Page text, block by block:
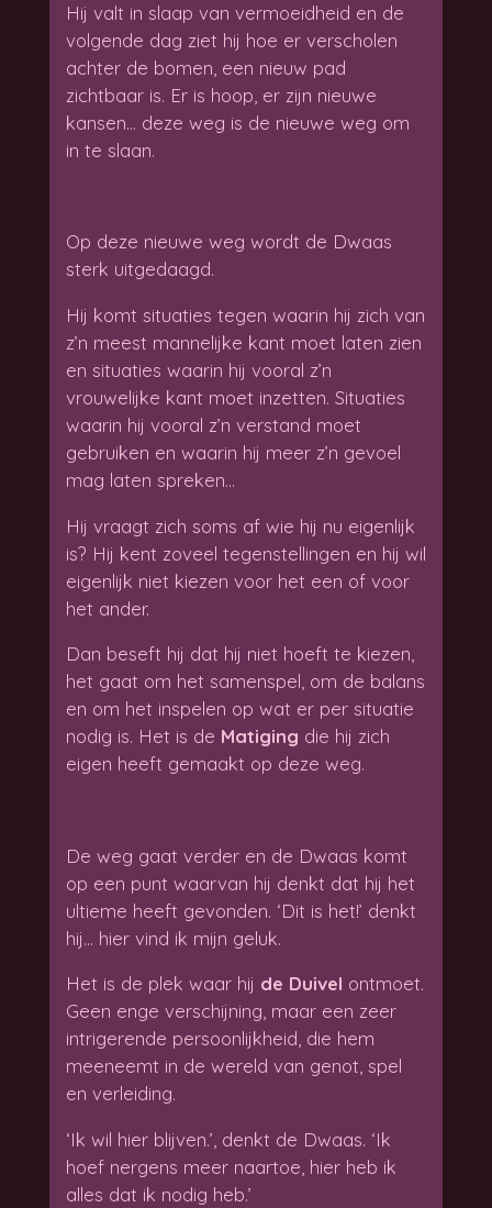
Hij valt in slaap van vermoeidheid en de
volgende dag ziet hij hoe er verscholen
achter de bomen, een nieuw pad
zichtbaar is. Er is hoop, er zijn nieuwe
kansen… deze weg is de nieuwe weg om
in te slaan.
Op deze nieuwe weg wordt de Dwaas
sterk uitgedaagd.
Hij komt situaties tegen waarin hij zich van
z’n meest mannelijke kant moet laten zien
en situaties waarin hij vooral z’n
vrouwelijke kant moet inzetten. Situaties
waarin hij vooral z’n verstand moet
gebruiken en waarin hij meer z’n gevoel
mag laten spreken…
Hij vraagt zich soms af wie hij nu eigenlijk
is? Hij kent zoveel tegenstellingen en hij wil
eigenlijk niet kiezen voor het een of voor
het ander.
Dan beseft hij dat hij niet hoeft te kiezen,
het gaat om het samenspel, om de balans
en om het inspelen op wat er per situatie
nodig is. Het is de Matiging die hij zich
eigen heeft gemaakt op deze weg.
De weg gaat verder en de Dwaas komt
op een punt waarvan hij denkt dat hij het
ultieme heeft gevonden. ‘Dit is het!’ denkt
hij… hier vind ik mijn geluk.
Het is de plek waar hij de Duivel ontmoet.
Geen enge verschijning, maar een zeer
intrigerende persoonlijkheid, die hem
meeneemt in de wereld van genot, spel
en verleiding.
‘Ik wil hier blijven.’, denkt de Dwaas. ‘Ik
hoef nergens meer naartoe, hier heb ik
alles dat ik nodig heb.’